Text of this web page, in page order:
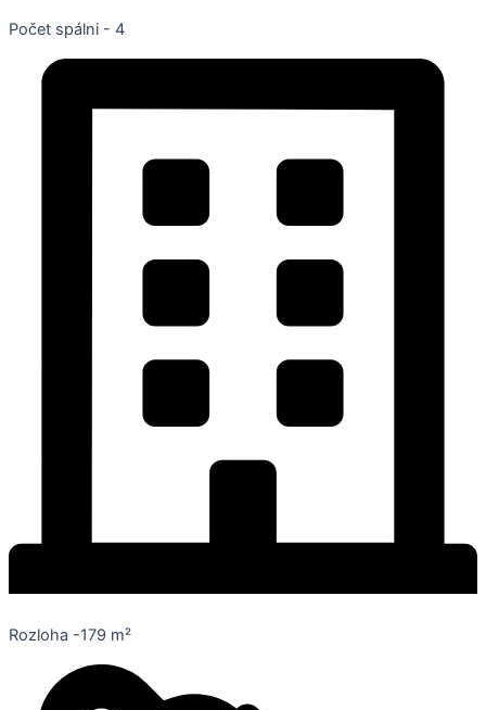
Počet spálni - 4
Rozloha -179 m²